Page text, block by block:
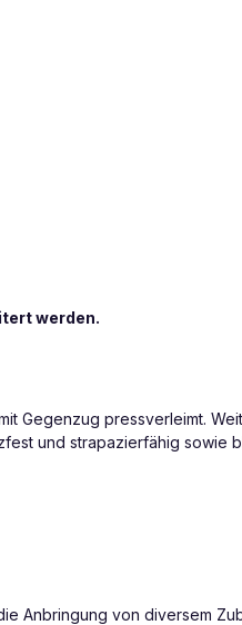
werden.
Gegenzug pressverleimt.
und strapazierfähig sowie
Anbringung von diversem